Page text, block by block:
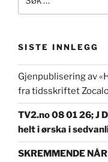
etter:
SISTE INNLEGG
Gjenpublisering av
fra tidsskriftet
TV2.no 08 01 26; J
helt i ørska i
SKREMMENDE NÅR